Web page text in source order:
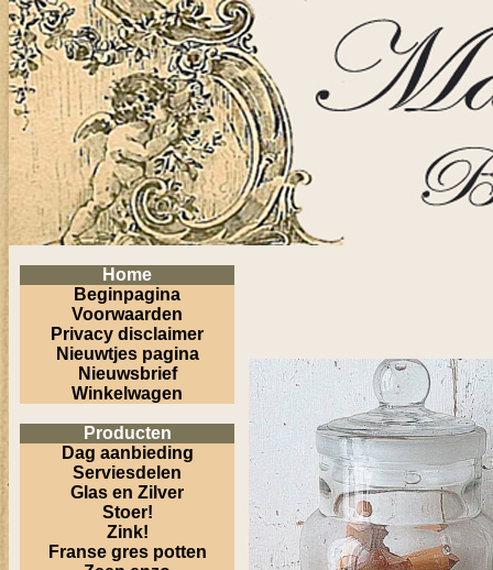
Home
Beginpagina
Voorwaarden
Privacy disclaimer
Nieuwtjes pagina
Nieuwsbrief
Winkelwagen
Producten
Dag aanbieding
Serviesdelen
Glas en Zilver
Stoer!
Zink!
Franse gres potten